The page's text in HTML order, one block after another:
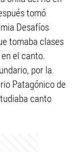
tomó
Desafíos
tomaba clases
el canto.
por la
Patagónico de
canto